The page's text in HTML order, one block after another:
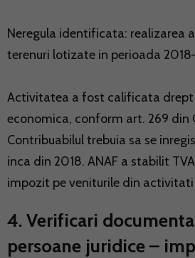
Neregula identificata: realizarea
terenuri lotizate in perioada
Activitatea a fost calificata
economica, conform art. 269 din
Contribuabilul trebuia sa se
inca din 2018. ANAF a stabilit
impozit pe veniturile din
4. Verificari
persoane juridice –